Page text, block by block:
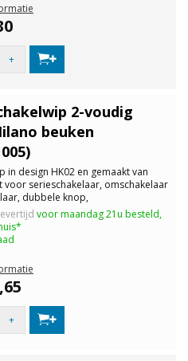
+
2-voudig
beuken
in design HK02 en gemaakt van
voor serieschakelaar, omschakelaar
dubbele knop,
IP20.
voor maandag 21u besteld,
+